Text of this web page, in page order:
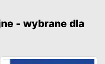
- wybrane dla